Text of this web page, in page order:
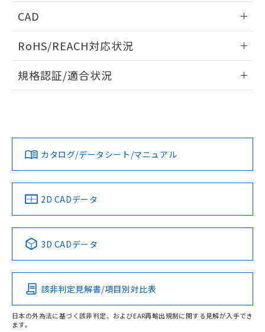
CAD
ドすることができます。
ログイン/会員登録
ダウンロードデータをご利用いただく前に、以下を必ずお読
みください。
ソフトウェアの使用条件
RoHS/REACH対応状況
EU RoHS 注意事項・凡例
対応済み
中国 RoHS 注意事項・凡例
Pb Hg Cd Cr(VI)
O
規格認証/適合状況
カタログ/データシート/マニュアル
2D CADデータ
3D CADデータ
該非判定見解書/項目別対比表
日本の外為法に基づく該非判定、およびEAR再輸出規制に関する見解が入手でき
ます。